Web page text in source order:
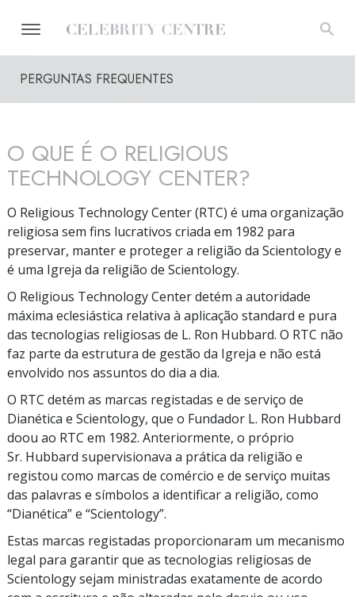
PERGUNTAS FREQUENTES
O QUE É O RELIGIOUS
TECHNOLOGY CENTER?
O Religious Technology Center (RTC) é uma organização
religiosa sem fins lucrativos criada em 1982 para
preservar, manter e proteger a religião da Scientology e
é uma Igreja da religião de Scientology.
O Religious Technology Center detém a autoridade
máxima eclesiástica relativa à aplicação standard e pura
das tecnologias religiosas de L. Ron Hubbard. O RTC não
faz parte da estrutura de gestão da Igreja e não está
envolvido nos assuntos do dia a dia.
O RTC detém as marcas registadas e de serviço de
Dianética e Scientology, que o Fundador L. Ron Hubbard
doou ao RTC em 1982. Anteriormente, o próprio
Sr. Hubbard supervisionava a prática da religião e
registou como marcas de comércio e de serviço muitas
das palavras e símbolos a identificar a religião, como
“Dianética”e “Scientology”.
Estas marcas registadas proporcionaram um mecanismo
legal para garantir que as tecnologias religiosas de
Scientology sejam ministradas exatamente de acordo